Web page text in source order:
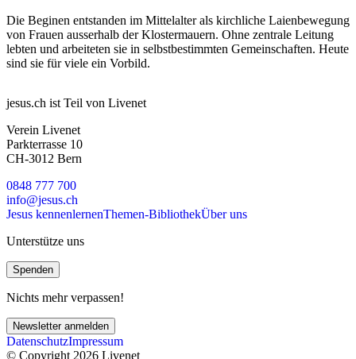
Die Beginen entstanden im Mittelalter als kirchliche Laienbewegung
von Frauen ausserhalb der Klostermauern. Ohne zentrale Leitung
lebten und arbeiteten sie in selbstbestimmten Gemeinschaften. Heute
sind sie für viele ein Vorbild.
jesus.ch ist Teil von Livenet
Verein Livenet
Parkterrasse 10
CH-3012 Bern
0848 777 700
info@jesus.ch
Jesus kennenlernenThemen-BibliothekÜber uns
Unterstütze uns
Spenden
Nichts mehr verpassen!
Newsletter anmelden
DatenschutzImpressum
© Copyright 2026 Livenet